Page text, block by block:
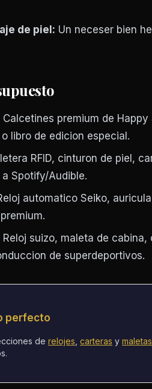
de piel: Un neceser bien
Calcetines premium de
libro de edicion especial.
RFID, cinturon de piel,
Spotify/Audible.
automatico Seiko,
Reloj suizo, maleta de
de superdeportivos.
perfecto
de relojes carteras y maletas